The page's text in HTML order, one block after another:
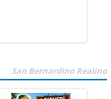
San Bernardino Realino